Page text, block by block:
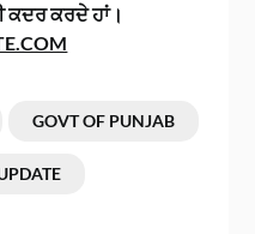
ਕਦਰ ਕਰਦੇ ਹਾਂ।
GOVT OF PUNJAB